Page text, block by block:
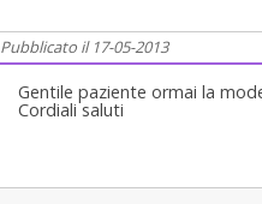
Pubblicato il 17-05-2013
Gentile paziente ormai la
Cordiali saluti